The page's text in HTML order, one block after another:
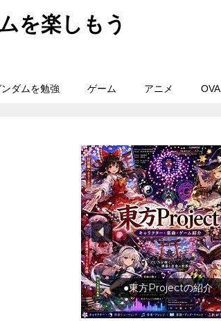
を楽しもう
ンダムを勉強 ゲーム アニメ OVA
旅行の前に旅行先をチェ